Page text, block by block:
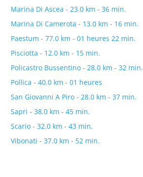
Marina Di Ascea - 23.0 km - 36 min.
Marina Di Camerota - 13.0 km - 16 min.
Paestum - 77.0 km - 01 heures 22 min.
Pisciotta - 12.0 km - 15 min.
Policastro Bussentino - 28.0 km - 32 min.
Pollica - 40.0 km - 01 heures
San Giovanni A Piro - 28.0 km - 37 min.
Sapri - 38.0 km - 45 min.
Scario - 32.0 km - 43 min.
Vibonati - 37.0 km - 52 min.